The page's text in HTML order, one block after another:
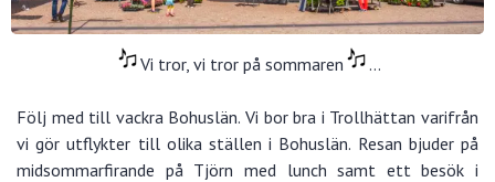
Vi tror, vi tror på sommaren …
Följ med till vackra Bohuslän. Vi bor bra i Trollhättan varifrån
vi gör utflykter till olika ställen i Bohuslän. Resan bjuder på
midsommarfirande på Tjörn med lunch samt ett besök i